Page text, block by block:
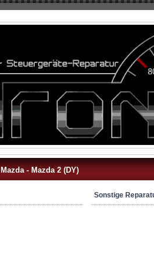
Mazda- Mazda 2 (DY)
Sonstige